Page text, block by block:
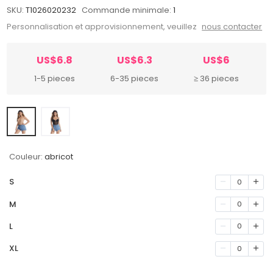
SKU: T1026020232 Commande minimale: 1
Personnalisation et approvisionnement, veuillez nous contacter
US$6.8
1-5 pieces
US$6.3
6-35 pieces
US$6
≥ 36 pieces
Couleur: abricot
S 0
M 0
L 0
XL 0